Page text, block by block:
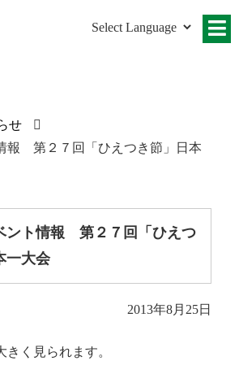
せ
報 第２７回「ひえつき節」日本
ント情報 第２７回「ひえつ
一大会
2013年8月25日
きく見られます。